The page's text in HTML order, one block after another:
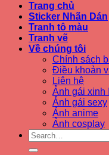
Trang chủ
Sticker Nhãn Dán
Tranh tô màu
Tranh vẽ
Về chúng tôi
Chính sách
Điều khoản
Liên hệ
Ảnh gái xinh
Ảnh gái sexy
Ảnh anime
Ảnh cosplay